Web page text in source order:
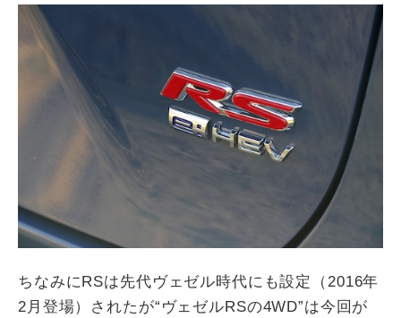
ちなみにRSは先代ヴェゼル時代にも設定（ 2016年
2 月登場）されたが“ ヴェゼルRSの4WD”は今回が